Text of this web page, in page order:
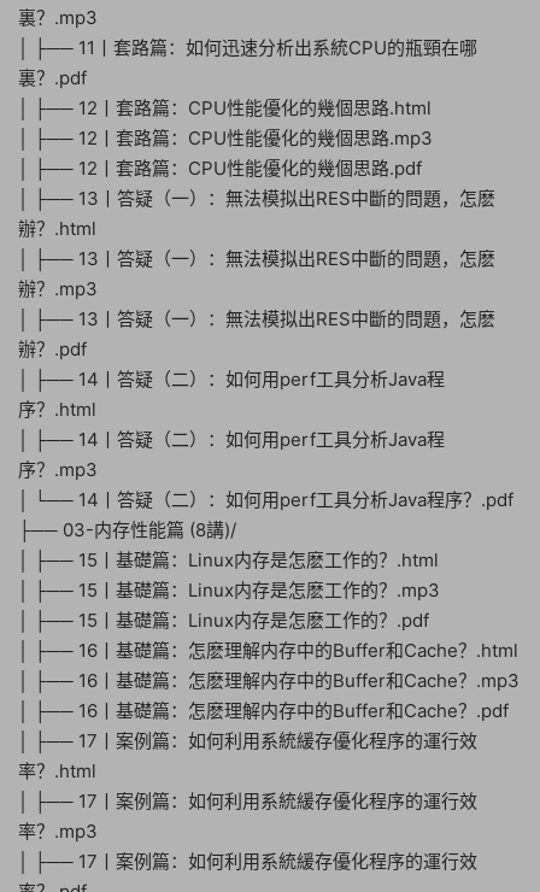
裏？.mp3
│ ├── 11丨套路篇：如何迅速分析出系統CPU的瓶頸在哪
裏？.pdf
│ ├── 12丨套路篇：CPU性能優化的幾個思路.html
│ ├── 12丨套路篇：CPU性能優化的幾個思路.mp3
│ ├── 12丨套路篇：CPU性能優化的幾個思路.pdf
│ ├── 13丨答疑（一）：無法模拟出RES中斷的問題，怎麽
辦？.html
│ ├── 13丨答疑（一）：無法模拟出RES中斷的問題，怎麽
辦？.mp3
│ ├── 13丨答疑（一）：無法模拟出RES中斷的問題，怎麽
辦？.pdf
│ ├── 14丨答疑（二）：如何用perf工具分析Java程
序？.html
│ ├── 14丨答疑（二）：如何用perf工具分析Java程
序？.mp3
│ └── 14丨答疑（二）：如何用perf工具分析Java程序？.pdf
├── 03-内存性能篇 (8講)/
│ ├── 15丨基礎篇：Linux内存是怎麽工作的？.html
│ ├── 15丨基礎篇：Linux内存是怎麽工作的？.mp3
│ ├── 15丨基礎篇：Linux内存是怎麽工作的？.pdf
│ ├── 16丨基礎篇：怎麽理解内存中的Buffer和Cache？.html
│ ├── 16丨基礎篇：怎麽理解内存中的Buffer和Cache？.mp3
│ ├── 16丨基礎篇：怎麽理解内存中的Buffer和Cache？.pdf
│ ├── 17丨案例篇：如何利用系統緩存優化程序的運行效
率？.html
│ ├── 17丨案例篇：如何利用系統緩存優化程序的運行效
率？.mp3
│ ├── 17丨案例篇：如何利用系統緩存優化程序的運行效